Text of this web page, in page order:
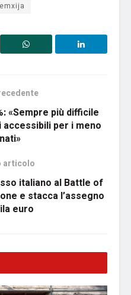
«Sempre più difficile
per i meno
articolo
italiano al Battle of
e stacca l’assegno
euro